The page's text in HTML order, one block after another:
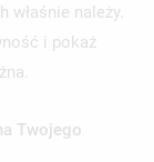
należy.
i pokaż
Twojego